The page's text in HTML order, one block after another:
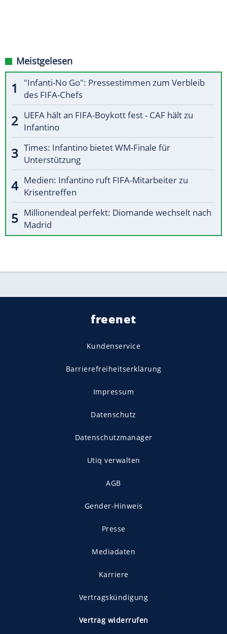
Meistgelesen
"Infanti-No Go": Pressestimmen zum Verbleib
des FIFA-Chefs
UEFA hält an FIFA-Boykott fest - CAF hält zu
Infantino
Times: Infantino bietet WM-Finale für
Unterstützung
Medien: Infantino ruft FIFA-Mitarbeiter zu
Krisentreffen
Millionendeal perfekt: Diomande wechselt nach
Madrid
freenet
Kundenservice
Barrierefreiheitserklärung
Impressum
Datenschutz
Datenschutzmanager
Utiq verwalten
AGB
Gender-Hinweis
Presse
Mediadaten
Karriere
Vertragskündigung
Vertrag widerrufen